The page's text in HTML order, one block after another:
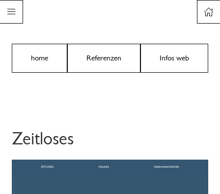
home Referenzen Infos web
Zeitloses